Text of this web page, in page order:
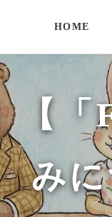
HOME
【
み